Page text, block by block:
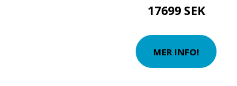
17699 SEK
MER INFO!